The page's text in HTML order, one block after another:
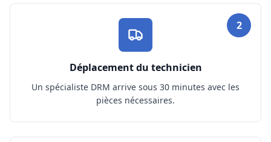
2
Déplacement du technicien
Un spécialiste DRM arrive sous 30 minutes avec les
pièces nécessaires.